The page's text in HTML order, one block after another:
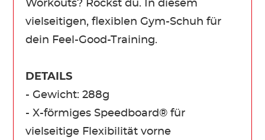
Workouts? Rockst du. In diesem
vielseitigen, flexiblen Gym-Schuh für
dein Feel-Good-Training.
DETAILS
- Gewicht: 288g
- X-förmiges Speedboard® für
vielseitige Flexibilität vorne